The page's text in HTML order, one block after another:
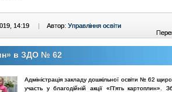
14:19 | Автор: Управління освіти
в ЗДО № 62
Адміністрація закладу дошкільної освіти № 62
участь у благодійній акції «П’ять картоплин».